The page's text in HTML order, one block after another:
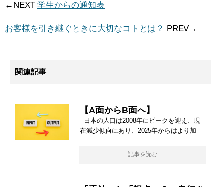
←NEXT 学生からの通知表
お客様を引き継ぐときに大切なコトとは？ PREV→
関連記事
【A面からB面へ】
日本の人口は2008年にピークを迎え、現
在減少傾向にあり、2025年からはより加
記事を読む